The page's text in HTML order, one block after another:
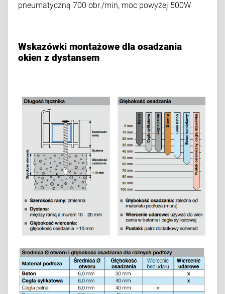
pneumatyczną 700 obr./min, moc powyżej 500W
Wskazówki montażowe dla osadzania
okien z dystansem